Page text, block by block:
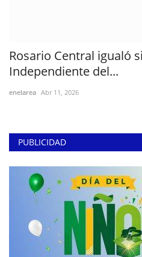
Rosario Central igualó
Independiente del...
enelarea Abr 11, 2026
PUBLICIDAD